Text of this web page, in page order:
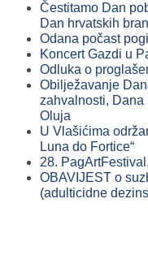
Čestitamo Dan
Dan hrvatskih
Odana počast
Koncert Gazdi u
Odluka o
Obilježavanje
zahvalnosti, Dana
Oluja
U Vlašićima
Luna do Fortice“
28.
OBAVIJEST o
(adulticidne